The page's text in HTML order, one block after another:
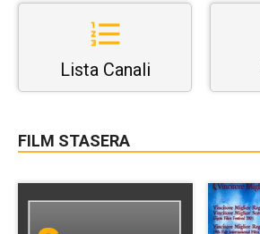
Lista Canali
FILM STASERA